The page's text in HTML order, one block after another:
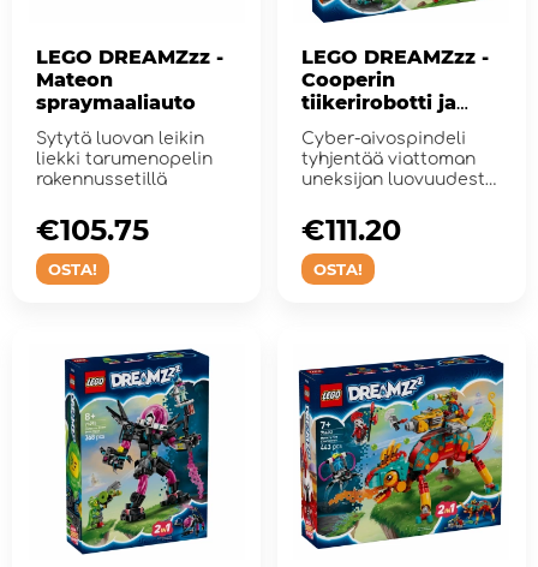
LEGO DREAMZzz -
Mateon
spraymaaliauto
Sytytä luovan leikin
liekki tarumenopelin
rakennussetillä
OSTA!
€105.75
LEGO DREAMZzz -
Cooperin
tiikerirobotti ja
Zeron hot rod -
auto
Cyber-aivospindeli
tyhjentää viattoman
uneksijan luovuudesta
OSTA!
€111.20